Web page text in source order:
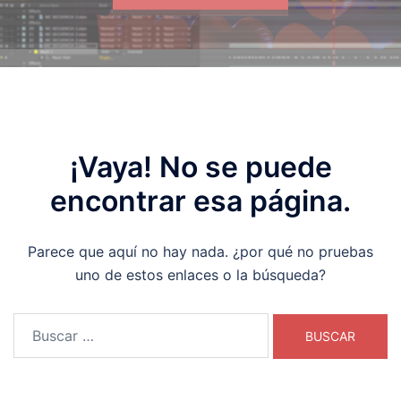
¡Vaya! No se puede
encontrar esa página.
Parece que aquí no hay nada. ¿por qué no pruebas
uno de estos enlaces o la búsqueda?